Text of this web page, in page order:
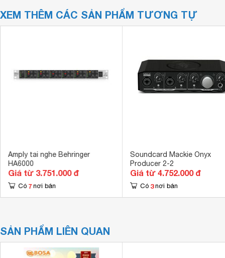
XEM THÊM CÁC SẢN PHẨM TƯƠNG TỰ
Amply tai nghe Behringer
HA6000
Giá từ 3.751.000 đ
Có 7 nơi bán
Soundcard Mackie Onyx
Producer 2-2
Giá từ 4.752.000 đ
Có 3 nơi bán
SẢN PHẨM LIÊN QUAN